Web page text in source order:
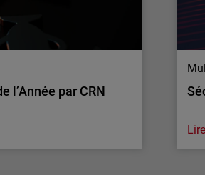
l’Année par CRN